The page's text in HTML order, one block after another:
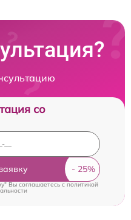
со
Вы соглашаетесь cполитикой